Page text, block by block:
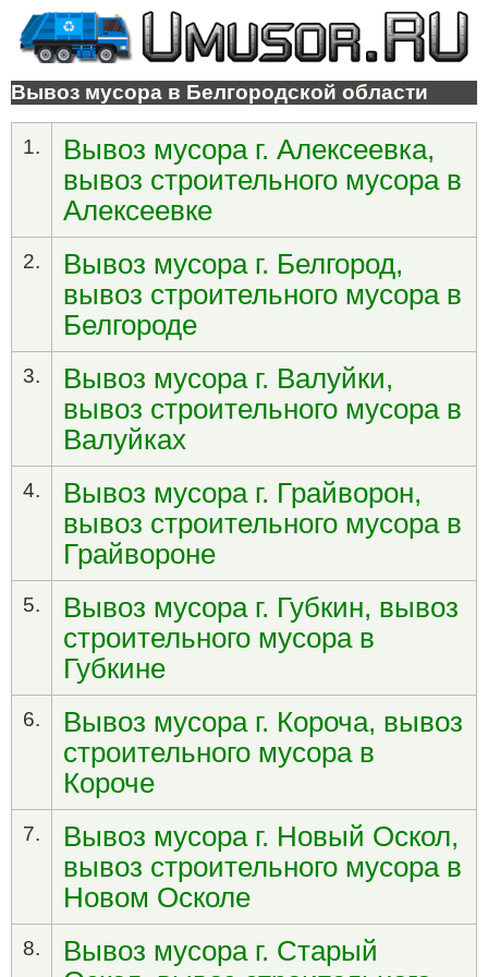
Вывоз мусора в Белгородской области
1.
Вывоз мусора г. Алексеевка,
вывоз строительного мусора в
Алексеевке
2.
Вывоз мусора г. Белгород,
вывоз строительного мусора в
Белгороде
3.
Вывоз мусора г. Валуйки,
вывоз строительного мусора в
Валуйках
4.
Вывоз мусора г. Грайворон,
вывоз строительного мусора в
Грайвороне
5.
Вывоз мусора г. Губкин, вывоз
строительного мусора в
Губкине
6.
Вывоз мусора г. Короча, вывоз
строительного мусора в
Короче
7.
Вывоз мусора г. Новый Оскол,
вывоз строительного мусора в
Новом Осколе
8.
Вывоз мусора г. Старый